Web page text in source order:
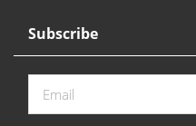
Subscribe